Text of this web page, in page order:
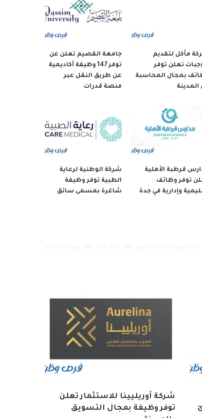
مأكل لتقديم
تعلن توفر
بمجال المحاسبة
المدينة
جامعة القصيم تعلن عن
توفر 147 وظيفة أكاديمية
عن طريق النقل عبر
منصة قدرات
قرطبة الأهلية
توفر وظائف
وإدارية في جدة
شركة الوطنية لرعاية
الطبية توفر وظيفة
شاغرة بمسمى سائق
شركة أوريليينا للاستثمار تعلن
توفر وظيفة بمجال التسويق